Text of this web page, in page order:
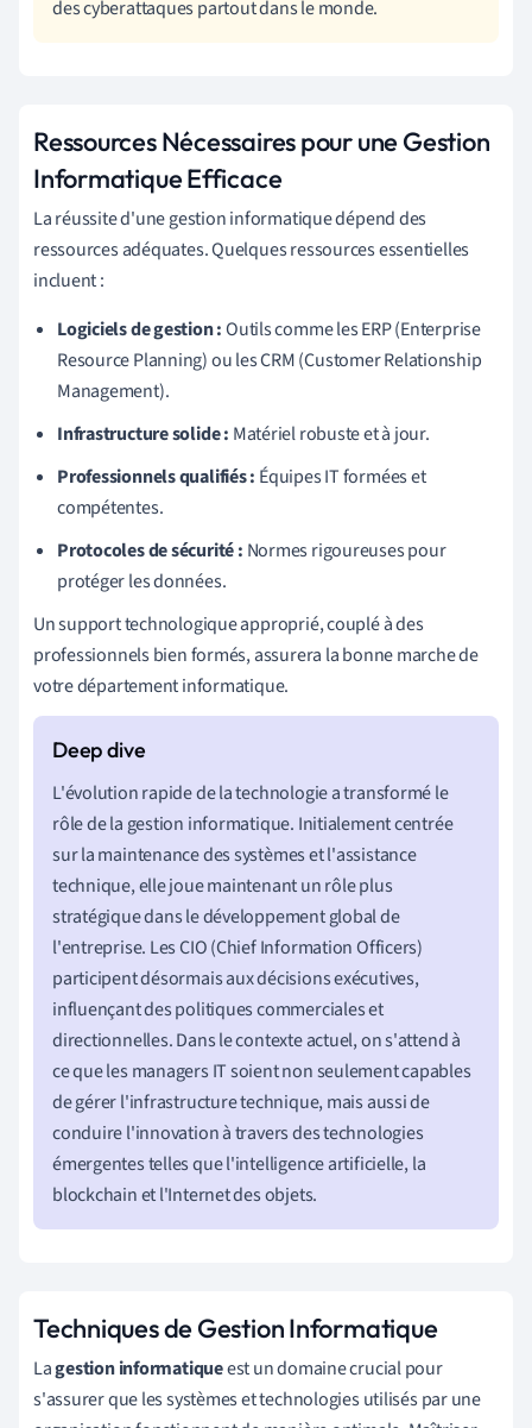
des cyberattaques partout dans le monde.
Ressources Nécessaires pour une Gestion
Informatique Efficace
La réussite d'une gestion informatique dépend des
ressources adéquates. Quelques ressources essentielles
incluent :
Logiciels de gestion :Outils comme les ERP (Enterprise
Resource Planning) ou les CRM (Customer Relationship
Management).
Infrastructure solide : Matériel robuste et à jour.
Professionnels qualifiés : Équipes IT formées et
compétentes.
Protocoles de sécurité : Normes rigoureuses pour
protéger les données.
Un support technologique approprié, couplé à des
professionnels bien formés, assurera la bonne marche de
votre département informatique.
L'évolution rapide de la technologie a transformé le
rôle de la gestion informatique. Initialement centrée
sur la maintenance des systèmes et l'assistance
technique, elle joue maintenant un rôle plus
stratégique dans le développement global de
l'entreprise. Les CIO (Chief Information Officers)
participent désormais aux décisions exécutives,
influençant des politiques commerciales et
directionnelles. Dans le contexte actuel, on s'attend à
ce que les managers IT soient non seulement capables
de gérer l'infrastructure technique, mais aussi de
conduire l'innovation à travers des technologies
émergentes telles que l'intelligence artificielle, la
blockchain et l'Internet des objets.
Techniques de Gestion Informatique
Lagestion informatiqueest un domaine crucial pour
s'assurer que les systèmes et technologies utilisés par une